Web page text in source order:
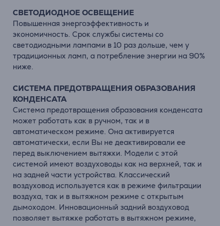
СВЕТОДИОДНОЕ ОСВЕЩЕНИЕ
Повышенная энергоэффективность и
экономичность. Срок службы системы со
светодиодными лампами в 10 раз дольше, чем у
традиционных ламп, а потребление энергии на 90%
ниже.
СИСТЕМА ПРЕДОТВРАЩЕНИЯ ОБРАЗОВАНИЯ
КОНДЕНСАТА
Система предотвращения образования конденсата
может работать как в ручном, так и в
автоматическом режиме. Она активируется
автоматически, если Вы не деактивировали ее
перед выключением вытяжки. Модели с этой
системой имеют воздуховоды как на верхней, так и
на задней части устройства. Классический
воздуховод используется как в режиме фильтрации
воздуха, так и в вытяжном режиме с открытым
дымоходом. Инновационный задний воздуховод
позволяет вытяжке работать в вытяжном режиме,